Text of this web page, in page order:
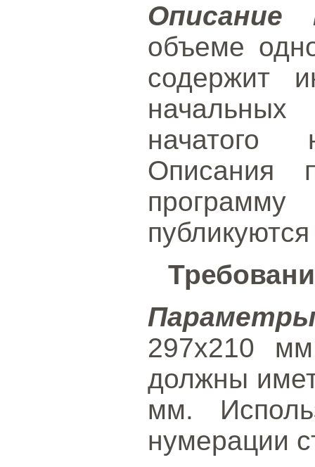
Описание
объеме
содержит
начатого
Описания
297x210
должны
мм.
нумерации